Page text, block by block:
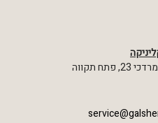
תקווה